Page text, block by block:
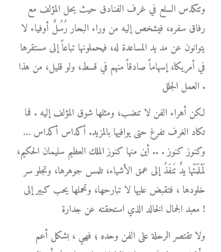
وتتكدس السلع في غرف الفنادق حيث يحل المؤلف مع
رفاق سفره، فيشخص إليه من وراء البحار رُسُلٌ أوفياء لا
يتوانون عن مد يد المساعدة له، فيحملونها تباعاً إلى مستقرها
في أمريكا، إسهاماً صادقاً منهم في قسط، ولو قليل، من هذا
العمل الجلل .
لكن أهراء الفن لا تنضب، ومثلها شوق المؤلف إليه . فما
تكاد الغرف تفرغ حتى يوافيها بالمزيد. أكداس أكداس …
وكنوز كنوز . .. أين منها كنوز الملك العظيم سليمان الحكيم،
لَمْلَمَتْها يدٌ تَنفَذُ إلى عمق الأشياء، تلمس جوهرها، وتجلو سر
خلودها ، فتقبض عليها لا تبارحها، وتحملها يحب كبير إلى
معبد الجمال الخالد الذي استحقته عن جدارة !
ولا تقتصر الرحلة على الفن وحده ؛ فهي ، بشكل أعم